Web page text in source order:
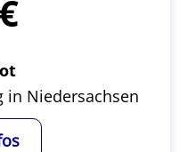
in Niedersachsen